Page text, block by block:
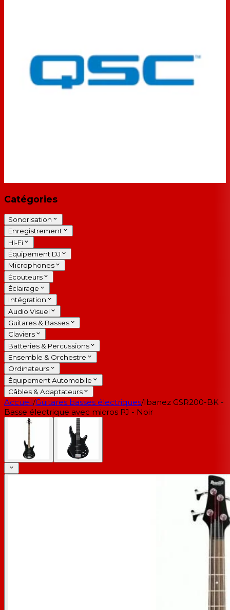
Catégories
Sonorisation
Enregistrement
Hi-Fi
Équipement DJ
Microphones
Écouteurs
Éclairage
Intégration
Audio Visuel
Guitares & Basses
Claviers
Batteries & Percussions
Ensemble & Orchestre
Ordinateurs
Équipement Automobile
Câbles & Adaptateurs
Accueil/Guitares basses électriques/Ibanez GSR200-BK -
Basse électrique avec micros PJ - Noir